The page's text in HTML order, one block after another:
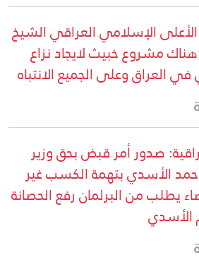
الإسلامي العراقي الشيخ
مشروع خبيث لايجاد نزاع
وعلى الجميع الانتباه
صدور أمر قبض بحق وزير
الأسدي بتهمة الكسب غير
يطلب من البرلمان رفع الحصانة
الأسدي